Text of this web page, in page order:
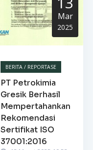
Mar
2025
BERITA / REPORTASE
PT Petrokimia
Gresik Berhasil
Mempertahankan
Rekomendasi
Sertifikat ISO
37001:2016